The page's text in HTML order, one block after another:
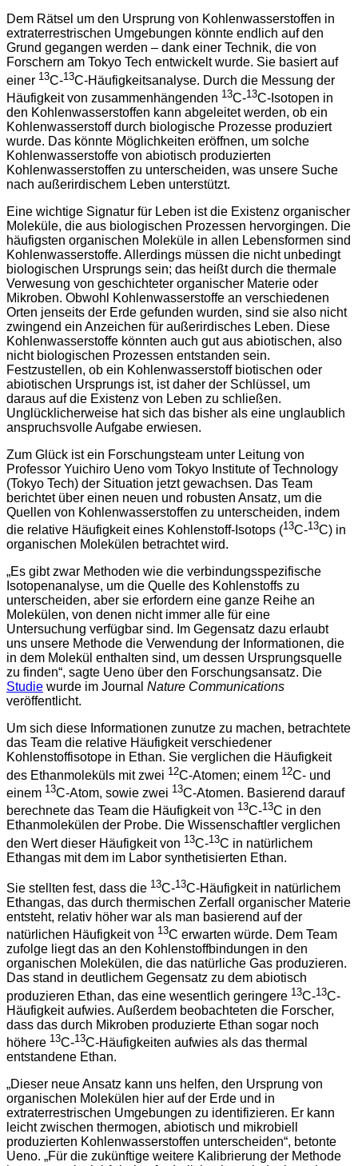
Dem Rätsel um den Ursprung von Kohlenwasserstoffen in
extraterrestrischen Umgebungen könnte endlich auf den
Grund gegangen werden – dank einer Technik, die von
Forschern am Tokyo Tech entwickelt wurde. Sie basiert auf
einer 13C-13C-Häufigkeitsanalyse. Durch die Messung der
Häufigkeit von zusammenhängenden 13C-13C-Isotopen in
den Kohlenwasserstoffen kann abgeleitet werden, ob ein
Kohlenwasserstoff durch biologische Prozesse produziert
wurde. Das könnte Möglichkeiten eröffnen, um solche
Kohlenwasserstoffe von abiotisch produzierten
Kohlenwasserstoffen zu unterscheiden, was unsere Suche
nach außerirdischem Leben unterstützt.
Eine wichtige Signatur für Leben ist die Existenz organischer
Moleküle, die aus biologischen Prozessen hervorgingen. Die
häufigsten organischen Moleküle in allen Lebensformen sind
Kohlenwasserstoffe. Allerdings müssen die nicht unbedingt
biologischen Ursprungs sein; das heißt durch die thermale
Verwesung von geschichteter organischer Materie oder
Mikroben. Obwohl Kohlenwasserstoffe an verschiedenen
Orten jenseits der Erde gefunden wurden, sind sie also nicht
zwingend ein Anzeichen für außerirdisches Leben. Diese
Kohlenwasserstoffe könnten auch gut aus abiotischen, also
nicht biologischen Prozessen entstanden sein.
Festzustellen, ob ein Kohlenwasserstoff biotischen oder
abiotischen Ursprungs ist, ist daher der Schlüssel, um
daraus auf die Existenz von Leben zu schließen.
Unglücklicherweise hat sich das bisher als eine unglaublich
anspruchsvolle Aufgabe erwiesen.
Zum Glück ist ein Forschungsteam unter Leitung von
Professor Yuichiro Ueno vom Tokyo Institute of Technology
(Tokyo Tech) der Situation jetzt gewachsen. Das Team
berichtet über einen neuen und robusten Ansatz, um die
Quellen von Kohlenwasserstoffen zu unterscheiden, indem
die relative Häufigkeit eines Kohlenstoff-Isotops (13C-13C) in
organischen Molekülen betrachtet wird.
„Es gibt zwar Methoden wie die verbindungsspezifische
Isotopenanalyse, um die Quelle des Kohlenstoffs zu
unterscheiden, aber sie erfordern eine ganze Reihe an
Molekülen, von denen nicht immer alle für eine
Untersuchung verfügbar sind. Im Gegensatz dazu erlaubt
uns unsere Methode die Verwendung der Informationen, die
in dem Molekül enthalten sind, um dessen Ursprungsquelle
zu finden“, sagte Ueno über den Forschungsansatz. Die
Studie wurde im Journal Nature Communications
veröffentlicht.
Um sich diese Informationen zunutze zu machen, betrachtete
das Team die relative Häufigkeit verschiedener
Kohlenstoffisotope in Ethan. Sie verglichen die Häufigkeit
des Ethanmoleküls mit zwei 12C-Atomen; einem 12C- und
einem 13C-Atom, sowie zwei 13C-Atomen. Basierend darauf
berechnete das Team die Häufigkeit von 13C-13C in den
Ethanmolekülen der Probe. Die Wissenschaftler verglichen
den Wert dieser Häufigkeit von 13C-13C in natürlichem
Ethangas mit dem im Labor synthetisierten Ethan.
Sie stellten fest, dass die 13C-13C-Häufigkeit in natürlichem
Ethangas, das durch thermischen Zerfall organischer Materie
entsteht, relativ höher war als man basierend auf der
natürlichen Häufigkeit von 13C erwarten würde. Dem Team
zufolge liegt das an den Kohlenstoffbindungen in den
organischen Molekülen, die das natürliche Gas produzieren.
Das stand in deutlichem Gegensatz zu dem abiotisch
produzieren Ethan, das eine wesentlich geringere 13C-13C-
Häufigkeit aufwies. Außerdem beobachteten die Forscher,
dass das durch Mikroben produzierte Ethan sogar noch
höhere 13C-13C-Häufigkeiten aufwies als das thermal
entstandene Ethan.
„Dieser neue Ansatz kann uns helfen, den Ursprung von
organischen Molekülen hier auf der Erde und in
extraterrestrischen Umgebungen zu identifizieren. Er kann
leicht zwischen thermogen, abiotisch und mikrobiell
produzierten Kohlenwasserstoffen unterscheiden“, betonte
Ueno. „Für die zukünftige weitere Kalibrierung der Methode